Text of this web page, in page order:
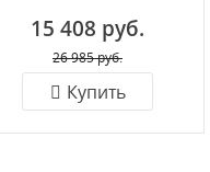
15 408 руб.
26 985 руб.
Купить